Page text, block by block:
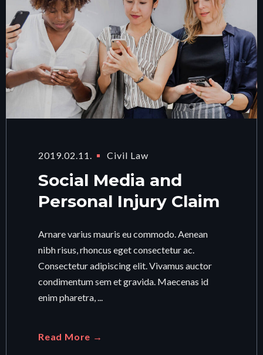
2019.02.11. Civil Law
Social Media and
Personal Injury Claim
Arnare varius mauris eu commodo. Aenean
nibh risus, rhoncus eget consectetur ac.
Consectetur adipiscing elit. Vivamus auctor
condimentum sem et gravida. Maecenas id
enim pharetra, ...
Read More →